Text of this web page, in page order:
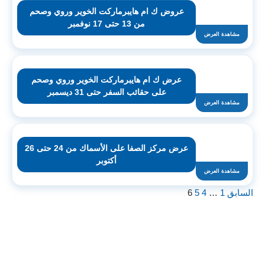
مشاهدة العرض
عروض ك ام هايبرماركت الخوير وروي وصحم
من 13 حتى 17 نوفمبر
مشاهدة العرض
عرض ك ام هايبرماركت الخوير وروي وصحم
على حقائب السفر حتى 31 ديسمبر
مشاهدة العرض
عرض مركز الصفا على الأسماك من 24 حتى 26
أكتوبر
السابق 1
…
4
5
6